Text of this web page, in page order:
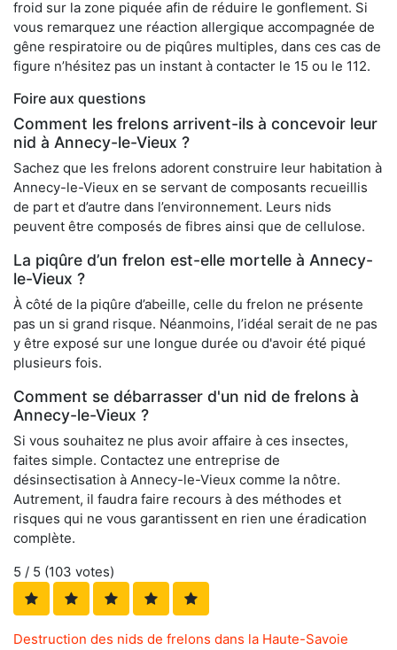
froid sur la zone piquée afin de réduire le gonflement. Si
vous remarquez une réaction allergique accompagnée de
gêne respiratoire ou de piqûres multiples, dans ces cas de
figure n’hésitez pas un instant à contacter le 15 ou le 112.
Foire aux questions
Comment les frelons arrivent-ils à concevoir leur
nid à Annecy-le-Vieux ?
Sachez que les frelons adorent construire leur habitation à
Annecy-le-Vieux en se servant de composants recueillis
de part et d’autre dans l’environnement. Leurs nids
peuvent être composés de fibres ainsi que de cellulose.
La piqûre d’un frelon est-elle mortelle à Annecy-
le-Vieux ?
À côté de la piqûre d’abeille, celle du frelon ne présente
pas un si grand risque. Néanmoins, l’idéal serait de ne pas
y être exposé sur une longue durée ou d'avoir été piqué
plusieurs fois.
Comment se débarrasser d'un nid de frelons à
Annecy-le-Vieux ?
Si vous souhaitez ne plus avoir affaire à ces insectes,
faites simple. Contactez une entreprise de
désinsectisation à Annecy-le-Vieux comme la nôtre.
Autrement, il faudra faire recours à des méthodes et
risques qui ne vous garantissent en rien une éradication
complète.
5 / 5 (103 votes)
Destruction des nids de frelons dans la Haute-Savoie